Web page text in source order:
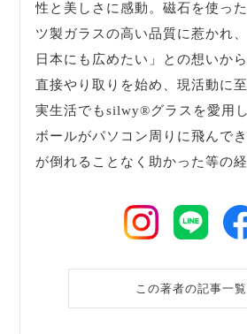
性と美しさに感動。磁石を使っ
ツ製ガラスの高い品質に惹かれ
日本にも広めたい」との想いか
直接やり取りを始め、現活動に至
実生活でもsilwy®グラスを愛用
ボールがパソコン周りに飛んで
が倒れることなく助かった等の
この著者の記事一覧